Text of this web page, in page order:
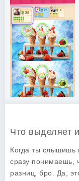
Что выделяет
Когда ты слышишь
сразу понимаешь,
разниц, бро. Да,